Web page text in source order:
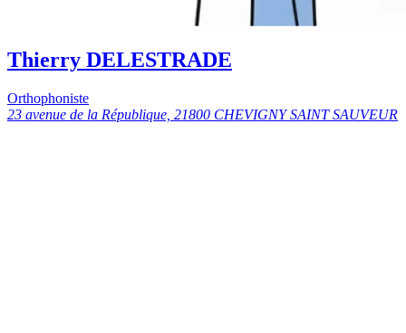
Thierry DELESTRADE
Orthophoniste
23 avenue de la République, 21800 CHEVIGNY SAINT SAUVEUR